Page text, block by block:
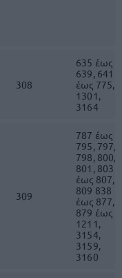
308
635 έως
639, 641
έως 775,
1301,
3164
309
787 έως
795, 797,
798, 800,
801, 803
έως 807,
809 838
έως 877,
879 έως
1211,
3154,
3159,
3160